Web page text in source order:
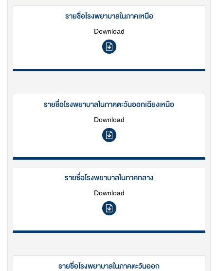
รายชื่อโรงพยาบาลในภาคเหนือ
Download
รายชื่อโรงพยาบาลในภาคตะวันออกเฉียงเหนือ
Download
รายชื่อโรงพยาบาลในภาคกลาง
Download
รายชื่อโรงพยาบาลในภาคตะวันออก